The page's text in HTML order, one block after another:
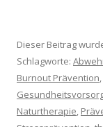
Dieser Beitrag
Schlagworte:
Burnout Prävention,
Naturtherapie,